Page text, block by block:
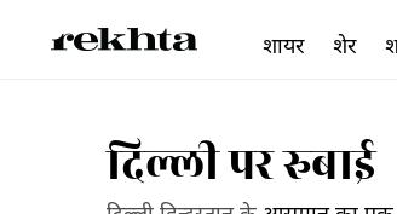
दिल्ली पर रुबाई
शायर शेर